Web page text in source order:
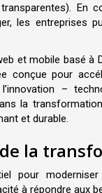
En
les entreprises
et mobile basé à
conçue pour
–
la
et durable.
la
pour
à répondre aux